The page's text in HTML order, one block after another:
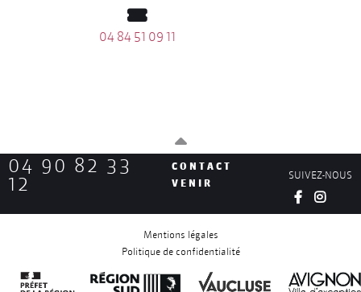
04 84 51 09 11
04 90 82 33
12
CONTACT
VENIR
SUIVEZ-NOUS
Mentions légales
Politique de confidentialité